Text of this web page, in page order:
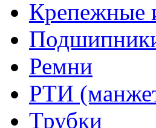
Крепежные
Ремни
РТИ
Трубки